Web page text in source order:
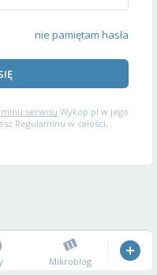
nie pamiętam hasła
serwisu Wykop.pl w jego
Regulaminu w całości,
Mikroblog